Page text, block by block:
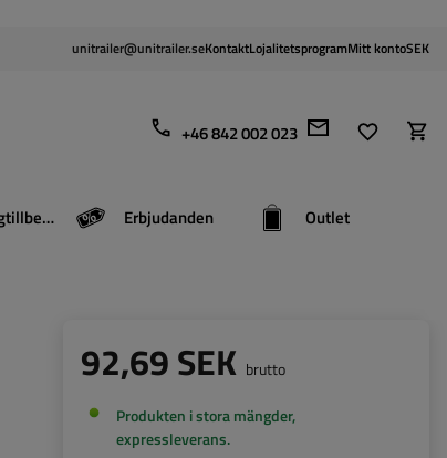
unitrailer@unitrailer.seKontaktLojalitetsprogramMitt kontoSEK
+46 842 002 023
Campingtillbehör Erbjudanden Outlet
92,69 SEK brutto
Produkten i stora mängder,
expressleverans